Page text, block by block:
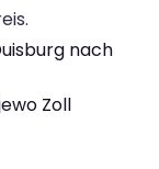
nach
Zoll